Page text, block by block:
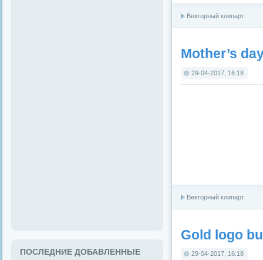
Векторный клипарт
Mother’s
29-04-2017, 16:18
Векторный клипарт
Gold logo
29-04-2017, 16:18
ПОСЛЕДНИЕ ДОБАВЛЕННЫЕ